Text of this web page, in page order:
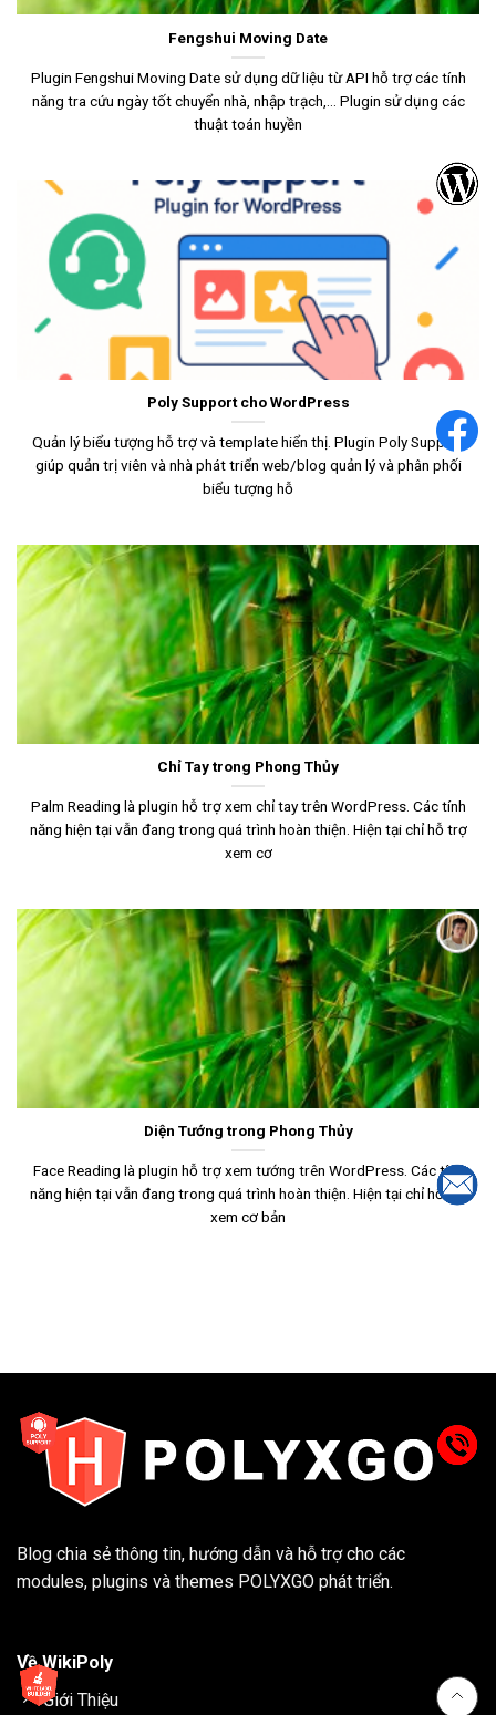
Fengshui Moving Date
Plugin Fengshui Moving Date sử dụng dữ liệu từ API hỗ trợ các tính
năng tra cứu ngày tốt chuyển nhà, nhập trạch,… Plugin sử dụng các
thuật toán huyền
Poly Support cho WordPress
Quản lý biểu tượng hỗ trợ và template hiển thị. Plugin Poly Support
giúp quản trị viên và nhà phát triển web/blog quản lý và phân phối
biểu tượng hỗ
Chỉ Tay trong Phong Thủy
Palm Reading là plugin hỗ trợ xem chỉ tay trên WordPress. Các tính
năng hiện tại vẫn đang trong quá trình hoàn thiện. Hiện tại chỉ hỗ trợ
xem cơ
Diện Tướng trong Phong Thủy
Face Reading là plugin hỗ trợ xem tướng trên WordPress. Các tính
năng hiện tại vẫn đang trong quá trình hoàn thiện. Hiện tại chỉ hỗ trợ
xem cơ bản
Blog chia sẻ thông tin, hướng dẫn và hỗ trợ cho các
modules, plugins và themes POLYXGO phát triển.
Về WikiPoly
Giới Thiệu